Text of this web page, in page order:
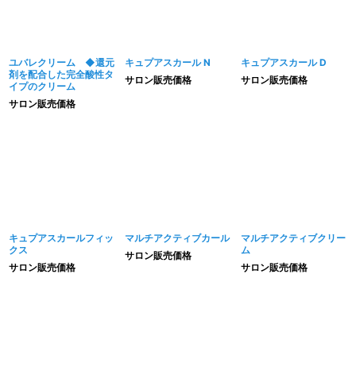
ユバレクリーム ◆還元
剤を配合した完全酸性タ
イプのクリーム
サロン販売価格
キュプアスカール N
サロン販売価格
キュプアスカール D
サロン販売価格
キュプアスカールフィッ
クス
サロン販売価格
マルチアクティブカール
サロン販売価格
マルチアクティブクリー
ム
サロン販売価格